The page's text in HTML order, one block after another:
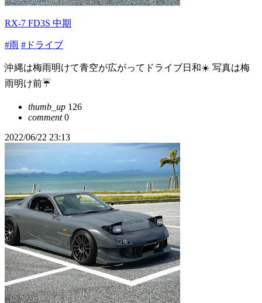
RX-7 FD3S 中期
#雨 #ドライブ
沖縄は梅雨明けて青空が広がってドライブ日和☀️ 写真は梅
雨明け前☔️
thumb_up 126
comment0
2022/06/22 23:13